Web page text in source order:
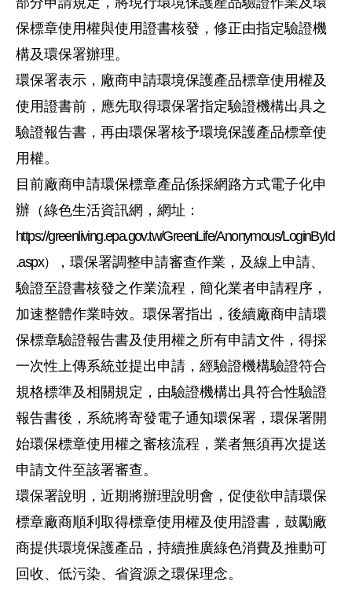
保標章使用權與使用證書核發，修正由指定驗證機
構及環保署辦理。
環保署表示，廠商申請環境保護產品標章使用權及
使用證書前，應先取得環保署指定驗證機構出具之
驗證報告書，再由環保署核予環境保護產品標章使
用權。
目前廠商申請環保標章產品係採網路方式電子化申
辦（綠色生活資訊網，網址：
https://greenliving.epa.gov.tw/GreenLife/Anonymous/LoginById
.aspx）
，環保署調整申請審查作業，及線上申請、
驗證至證書核發之作業流程，簡化業者申請程序，
加速整體作業時效。環保署指出，後續廠商申請環
保標章驗證報告書及使用權之所有申請文件，得採
一次性上傳系統並提出申請，經驗證機構驗證符合
規格標準及相關規定，由驗證機構出具符合性驗證
報告書後，系統將寄發電子通知環保署，環保署開
始環保標章使用權之審核流程，業者無須再次提送
申請文件至該署審查。
環保署說明，近期將辦理說明會，促使欲申請環保
標章廠商順利取得標章使用權及使用證書，鼓勵廠
商提供環境保護產品，持續推廣綠色消費及推動可
回收、低污染、省資源之環保理念。